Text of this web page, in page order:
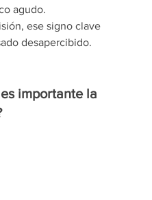
agudo.
ese signo clave
desapercibido.
importante la